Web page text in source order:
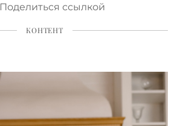
Поделиться ссылкой
КОНТЕНТ